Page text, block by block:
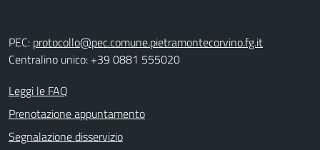
PEC: protocollo@pec.comune.pietramontecorvino.fg.it
Centralino unico: +39 0881 555020
Leggi le FAQ
Prenotazione appuntamento
Segnalazione disservizio